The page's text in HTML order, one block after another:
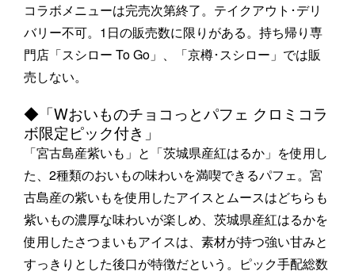
コラボメニューは完売次第終了。テイクアウト･デリ
バリー不可。1日の販売数に限りがある。持ち帰り専
門店「スシロー To Go」、「京樽･スシロー」では販
売しない。
◆「Wおいものチョコっとパフェ クロミコラ
ボ限定ピック付き」
「宮古島産紫いも」と「茨城県産紅はるか」を使用し
た、2種類のおいもの味わいを満喫できるパフェ。宮
古島産の紫いもを使用したアイスとムースはどちらも
紫いもの濃厚な味わいが楽しめ、茨城県産紅はるかを
使用したさつまいもアイスは、素材が持つ強い甘みと
すっきりとした後口が特徴だという。ピック手配総数